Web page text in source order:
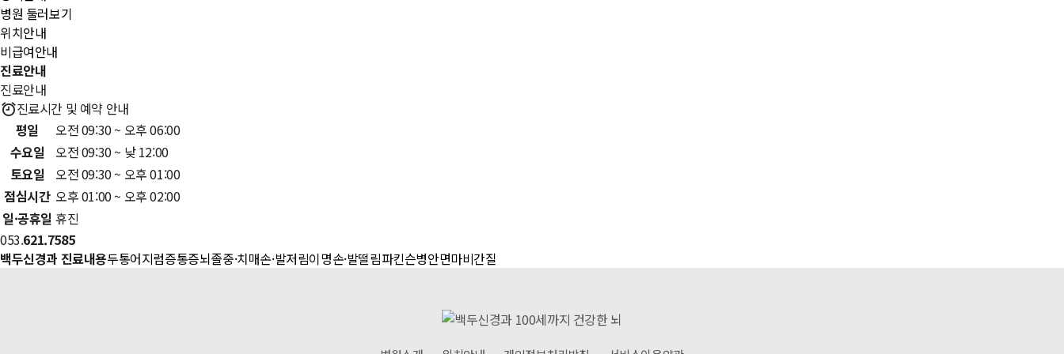
병원 둘러보기
위치안내
비급여안내
진료안내
진료안내
진료시간 및 예약 안내
평일
오전 09:30 ~ 오후 06:00
수요일
오전 09:30 ~ 낮 12:00
토요일
오전 09:30 ~ 오후 01:00
점심시간 오후 01:00 ~ 오후 02:00
일·공휴일 휴진
053.621.7585
백두신경과 진료내용두통어지럼증통증뇌졸중·치매손·발저림이명손·발떨림파킨슨병안면마비간질